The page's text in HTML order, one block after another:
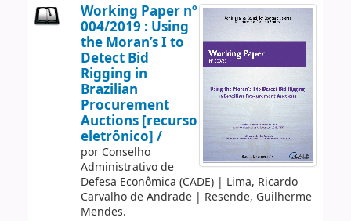
Working Paper nº
004/2019 : Using
the Moran’s I to
Detect Bid
Rigging in
Brazilian
Procurement
Auctions [recurso
eletrônico] /
por Conselho
Administrativo de
Defesa Econômica (CADE)| Lima, Ricardo
Carvalho de Andrade| Resende, Guilherme
Mendes.